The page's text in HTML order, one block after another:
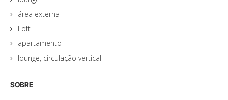
área externa
Loft
apartamento
lounge, circulação vertical
SOBRE